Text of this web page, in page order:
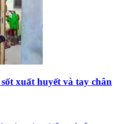
xuất huyết và tay chân